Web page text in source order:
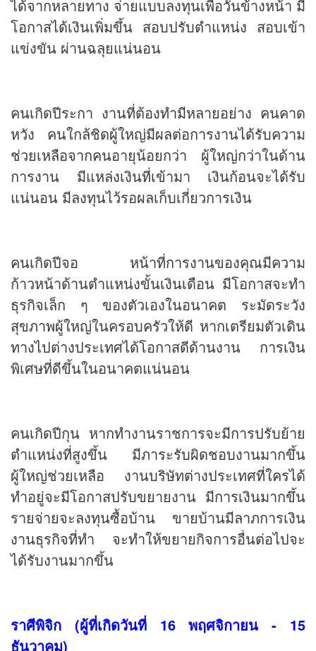
ได้จากหลายทาง จ่ายแบบลงทุนเพื่อวันข้างหน้า มี
โอกาสได้เงินเพิ่มขึ้น สอบปรับตำแหน่ง สอบเข้า
แข่งขัน ผ่านฉลุยแน่นอน
คนเกิดปีระกา งานที่ต้องทำมีหลายอย่าง คนคาด
หวัง คนใกล้ชิดผู้ใหญ่มีผลต่อการงานได้รับความ
ช่วยเหลือจากคนอายุน้อยกว่า ผู้ใหญ่กว่าในด้าน
การงาน มีแหล่งเงินที่เข้ามา เงินก้อนจะได้รับ
แน่นอน มีลงทุนไว้รอผลเก็บเกี่ยวการเงิน
คนเกิดปีจอ หน้าที่การงานของคุณมีความ
ก้าวหน้าด้านตำแหน่งขั้นเงินเดือน มีโอกาสจะทำ
ธุรกิจเล็ก ๆ ของตัวเองในอนาคต ระมัดระวัง
สุขภาพผู้ใหญ่ในครอบครัวให้ดี หากเตรียมตัวเดิน
ทางไปต่างประเทศได้โอกาสดีด้านงาน การเงิน
พิเศษที่ดีขึ้นในอนาคตแน่นอน
คนเกิดปีกุน หากทำงานราชการจะมีการปรับย้าย
ตำแหน่งที่สูงขึ้น มีภาระรับผิดชอบงานมากขึ้น
ผู้ใหญ่ช่วยเหลือ งานบริษัทต่างประเทศที่ใครได้
ทำอยู่จะมีโอกาสปรับขยายงาน มีการเงินมากขึ้น
รายจ่ายจะลงทุนซื้อบ้าน ขายบ้านมีลาภการเงิน
งานธุรกิจที่ทำ จะทำให้ขยายกิจการอื่นต่อไปจะ
ได้รับงานมากขึ้น
ราศีพิจิก (ผู้ที่เกิดวันที่ 16 พฤศจิกายน - 15
ธันวาคม)